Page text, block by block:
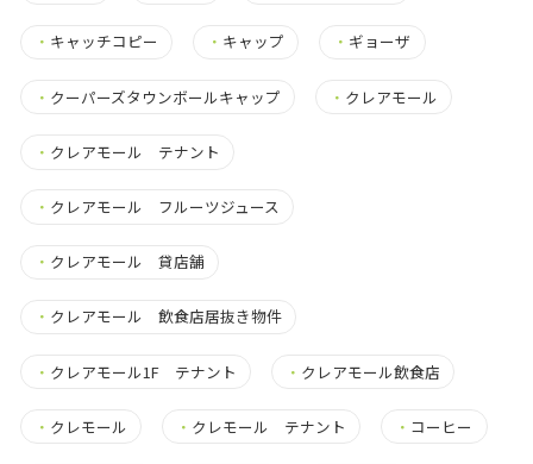
・ キャッチコピー ・ キャップ ・ ギョーザ
・ クーパーズタウンボールキャップ ・ クレアモール
・ クレアモール テナント
・ クレアモール フルーツジュース
・ クレアモール 貸店舗
・ クレアモール 飲食店居抜き物件
・ クレアモール1F テナント ・ クレアモール飲食店
・ クレモール ・ クレモール テナント ・ コーヒー